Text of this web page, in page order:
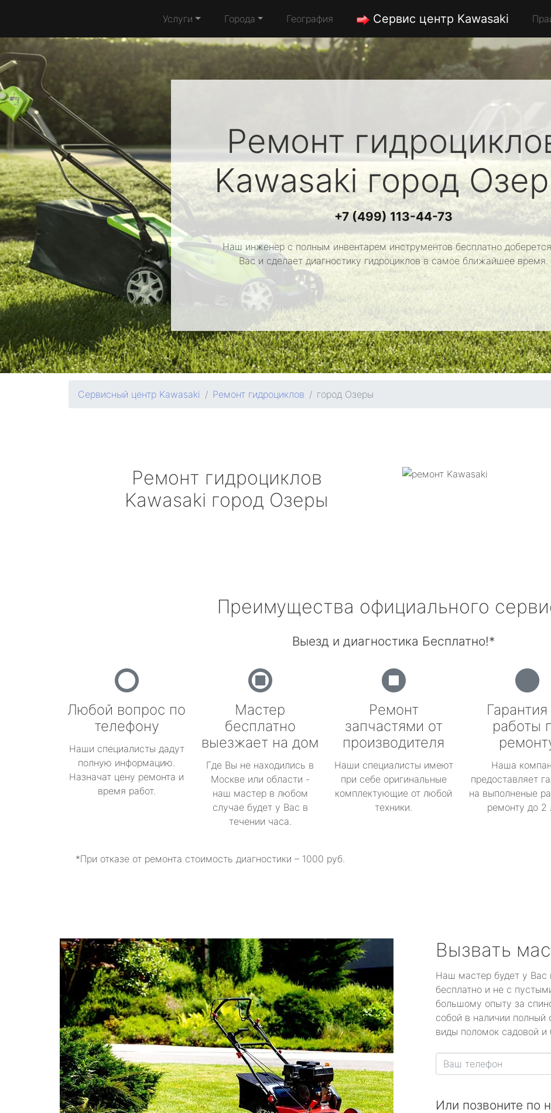
Услуги Города География Сервис центр Kawasaki
Ремонт
Kawasakiгород
+7 (499) 113-44-73
Наш инженер с полным инвентарем инструментов бесплатно
Вас и сделает диагностику гидроциклов в самое ближайшее время.
Сервисный центр Kawasaki Ремонт гидроциклов город Озеры
Ремонт гидроциклов
Kawasaki город Озеры
Преимущества официального
Выезд и диагностика Бесплатно!*
Любой вопрос по
телефону
Наши специалисты дадут
полную информацию.
Назначат цену ремонта и
время работ.
Мастер
бесплатно
выезжает на дом
Где Вы не находились в
Москве или области -
наш мастер в любом
случае будет у Вас в
течении часа.
Ремонт
запчастями от
производителя
Наши специалисты имеют
при себе оригинальные
комплектующие от любой
техники.
Гарантия
работы
Наша
предоставляет
на выполненые
ремонту до 2
*При отказе от ремонта стоимость диагностики – 1000 руб.
Вызвать
Наш мастер будет у Вас
бесплатно и не с
большому опыту за
собой в наличии полный
виды поломок садовой и
Или позвоните по